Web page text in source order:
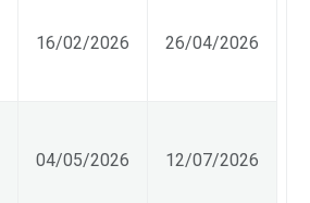
16/02/2026 26/04/2026
04/05/2026 12/07/2026